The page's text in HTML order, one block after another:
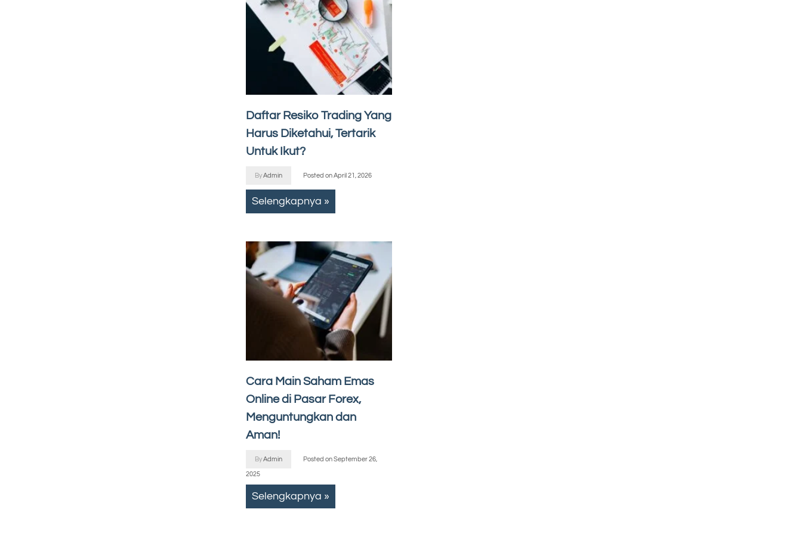
Daftar Resiko Trading Yang
Harus Diketahui, Tertarik
Untuk Ikut?
ByAdmin Posted onApril 21, 2026
Selengkapnya »
Cara Main Saham Emas
Online di Pasar Forex,
Menguntungkan dan
Aman!
ByAdmin Posted onSeptember 26,
2025
Selengkapnya »